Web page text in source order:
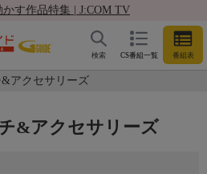
す作品特集 | J:COM TV
CS番組一覧 番組表
検索
アクセサリーズ
&アクセサリーズ